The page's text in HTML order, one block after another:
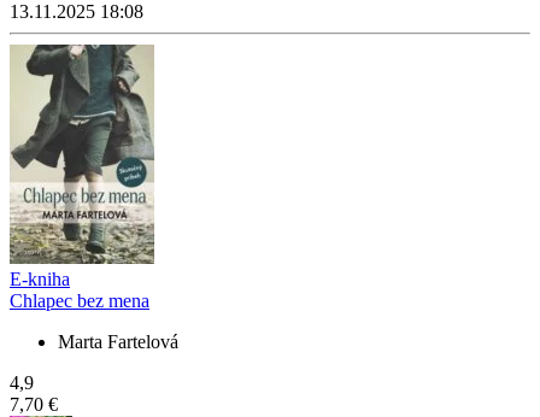
13.11.2025 18:08
E-kniha
Chlapec bez mena
Marta Fartelová
4,9
7,70 €